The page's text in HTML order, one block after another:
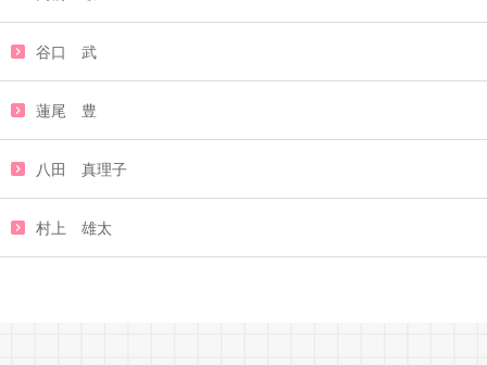
谷口 武
蓮尾 豊
八田 真理子
村上 雄太